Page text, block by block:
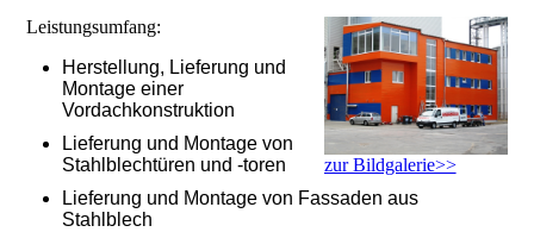
zur Bildgalerie>>
Leistungsumfang:
Herstellung, Lieferung und
Montage einer
Vordachkonstruktion
Lieferung und Montage von
Stahlblechtüren und -toren
Lieferung und Montage von Fassaden aus
Stahlblech